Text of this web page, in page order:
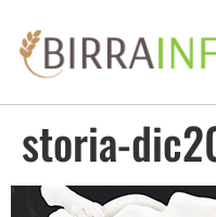
storia-